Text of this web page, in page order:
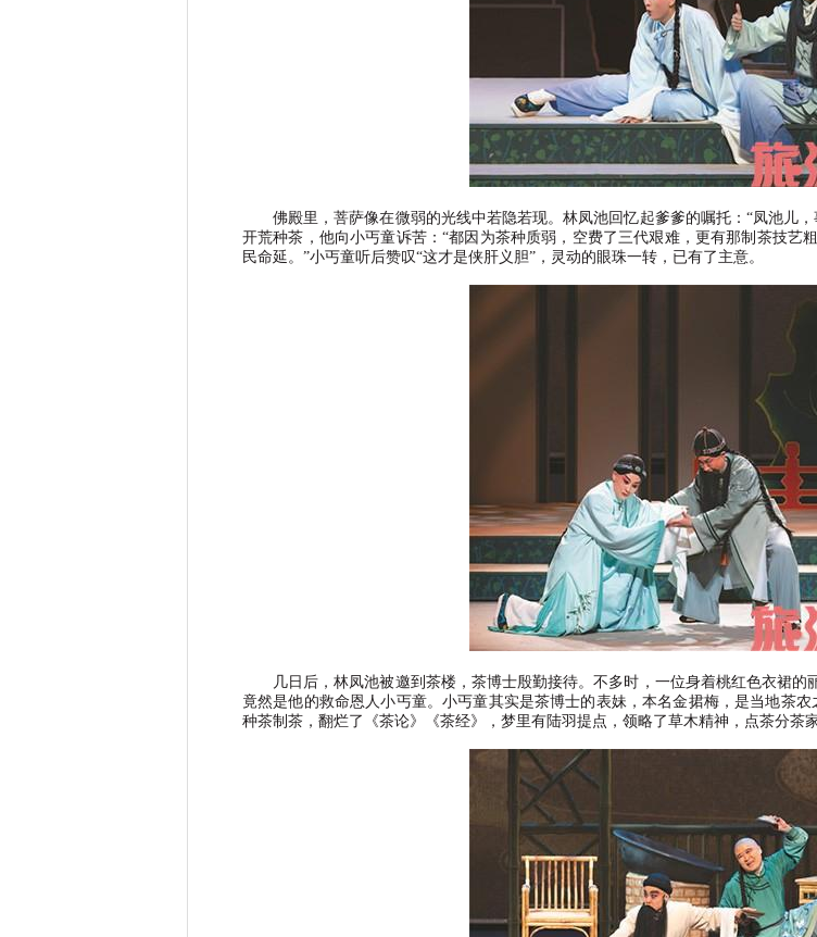
佛殿里，菩萨像在微弱的光线中若隐若现。林凤池回忆起爹爹的嘱托： “凤池儿
开荒种茶，他向小丐童诉苦：“都因为茶种质弱，空费了三代艰难，更有那制茶技艺
民命延。 ”小丐童听后赞叹“这才是侠肝义胆” ，灵动的眼珠一转，已有了主意。
几日后，林凤池被邀到茶楼，茶博士殷勤接待。不多时，一位身着桃红色衣裙的
竟然是他的救命恩人小丐童。小丐童其实是茶博士的表妹，本名金捃梅，是当地茶
种茶制茶，翻烂了《茶论》《茶经》，梦里有陆羽提点，领略了草木精神，点茶分茶